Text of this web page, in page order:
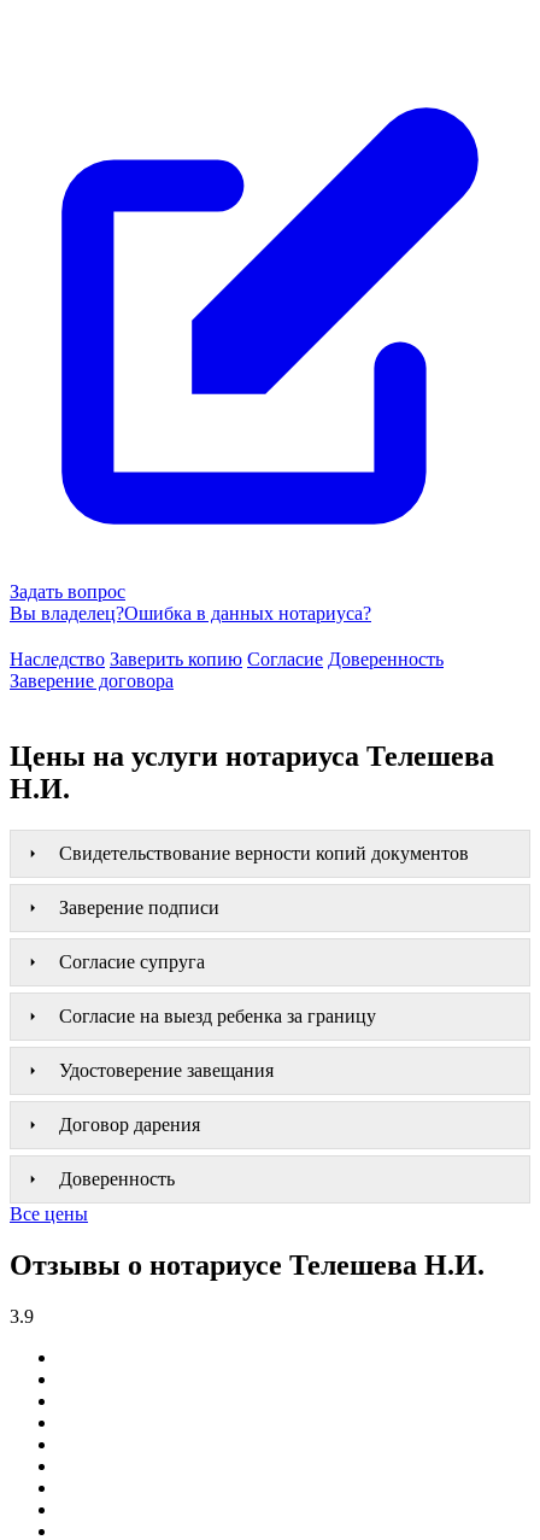
Задать вопрос
Вы владелец?Ошибка в данных нотариуса?
Наследство Заверить копию Согласие Доверенность
Заверение договора
Цены на услуги нотариуса Телешева
Н.И.
Свидетельствование верности копий документов
Заверение подписи
Согласие супруга
Согласие на выезд ребенка за границу
Удостоверение завещания
Договор дарения
Доверенность
Все цены
Отзывы о нотариусе Телешева Н.И.
3.9